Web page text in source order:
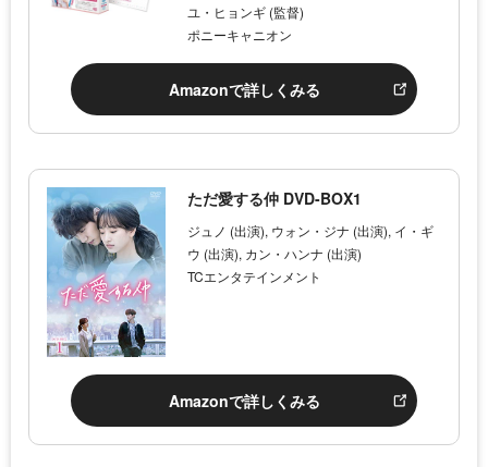
ユ・ヒョンギ (監督)
ポニーキャニオン
Amazonで詳しくみる
ただ愛する仲 DVD-BOX1
ジュノ (出演), ウォン・ジナ (出演), イ・ギ
ウ (出演), カン・ハンナ (出演)
TCエンタテインメント
Amazonで詳しくみる